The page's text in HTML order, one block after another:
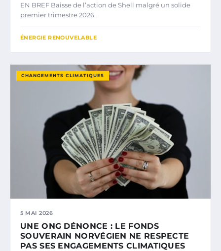
EN BREF Baisse de l’action de Shell malgré un solide
premier trimestre 2026.
ÉNERGIE RENOUVELABLE
CHANGEMENTS CLIMATIQUES
5 MAI 2026
UNE ONG DÉNONCE : LE FONDS
SOUVERAIN NORVÉGIEN NE RESPECTE
PAS SES ENGAGEMENTS CLIMATIQUES